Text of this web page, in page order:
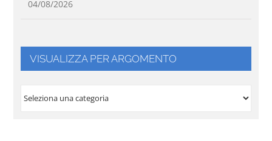
04/08/2026
VISUALIZZA PER ARGOMENTO